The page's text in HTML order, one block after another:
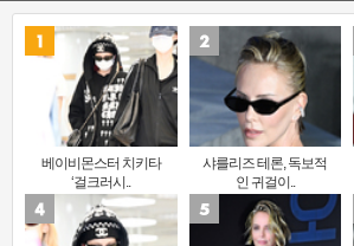
베이비몬스터 치키타
‘걸크러시..
샤를리즈 테론, 독보적
인 귀걸이..